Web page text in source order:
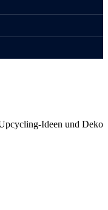
Ideen und Deko